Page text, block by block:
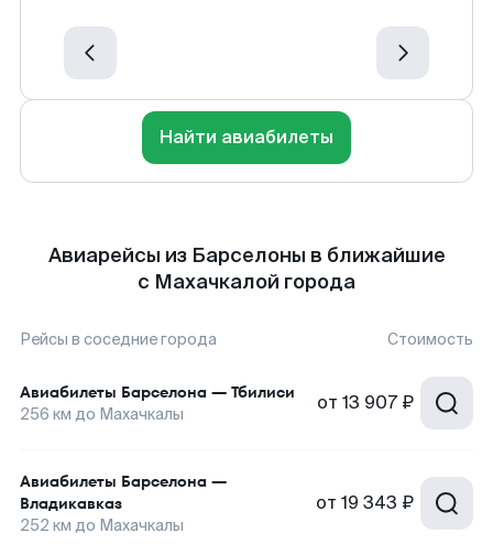
Найти авиабилеты
Авиарейсы из Барселоны в ближайшие
с Махачкалой города
Рейсы в соседние города Стоимость
Авиабилеты Барселона — Тбилиси
256 км до Махачкалы от 13 907 ₽
Авиабилеты Барселона —
Владикавказ
252 км до Махачкалы
от 19 343 ₽